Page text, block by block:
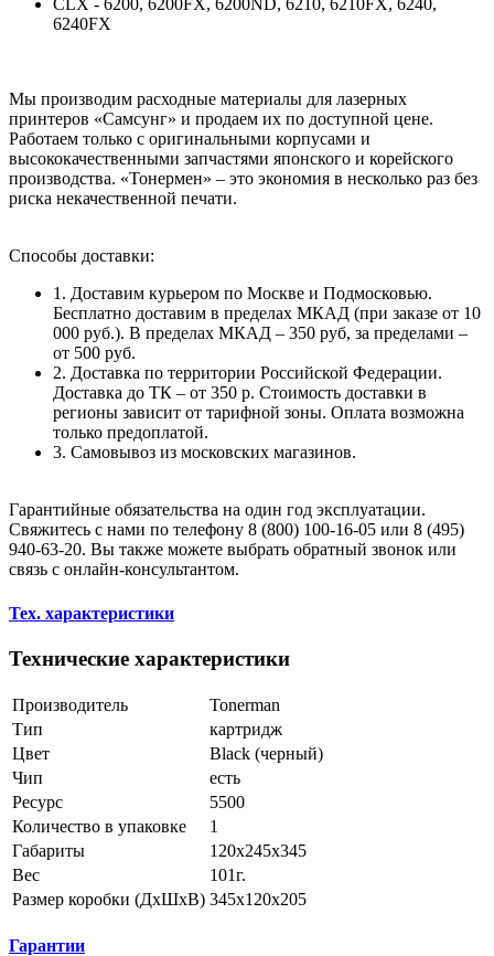
CLX - 6200, 6200FX, 6200ND, 6210, 6210FX, 6240,
6240FX
Мы производим расходные материалы для лазерных
принтеров «Самсунг» и продаем их по доступной цене.
Работаем только с оригинальными корпусами и
высококачественными запчастями японского и корейского
производства. «Тонермен» – это экономия в несколько раз без
риска некачественной печати.
Способы доставки:
1. Доставим курьером по Москве и Подмосковью.
Бесплатно доставим в пределах МКАД (при заказе от 10
000 руб.). В пределах МКАД – 350 руб, за пределами –
от 500 руб.
2. Доставка по территории Российской Федерации.
Доставка до ТК – от 350 р. Стоимость доставки в
регионы зависит от тарифной зоны. Оплата возможна
только предоплатой.
3. Самовывоз из московских магазинов.
Гарантийные обязательства на один год эксплуатации.
Свяжитесь с нами по телефону 8 (800) 100-16-05 или 8 (495)
940-63-20. Вы также можете выбрать обратный звонок или
связь с онлайн-консультантом.
Тех. характеристики
Технические характеристики
Производитель
Tonerman
Тип
картридж
Цвет
Black (черный)
Чип
есть
Ресурс
5500
Количество в упаковке
1
Габариты
120x245x345
Вес
101г.
Размер коробки (ДхШхВ) 345х120х205
Гарантии